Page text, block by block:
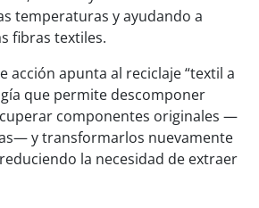
temperaturas y ayudando a
fibras textiles.
acción apunta al reciclaje “textil a
que permite descomponer
componentes originales —
y transformarlos nuevamente
la necesidad de extraer